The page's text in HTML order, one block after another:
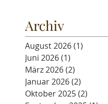
Archiv
August 2026(1)
Juni 2026(1)1 Beitrag
März 2026(2)2 Beiträge